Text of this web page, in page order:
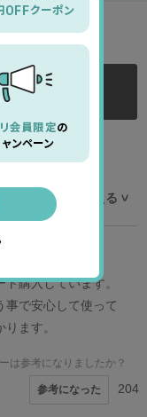
ュー
ください
ビューを並べ替える >
購入しています。
事で安心して使って
ます。
は参考になりましたか？
参考になった 204